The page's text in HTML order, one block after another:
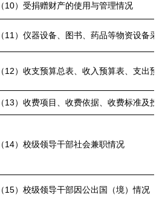
（10）受捐赠财产的使用与管理情况
（11）仪器设备、图书、药品等物资设备采
（12）收支预算总表、收入预算表、支出预
（13）收费项目、收费依据、收费标准及投
（14）校级领导干部社会兼职情况
（15）校级领导干部因公出国（境）情况